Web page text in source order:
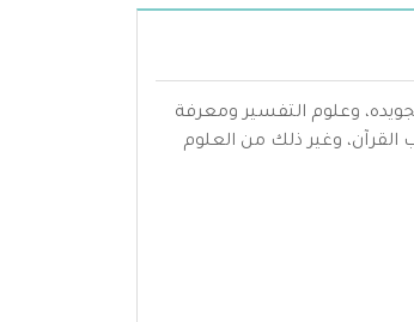
وعلوم التفسير ومعرفة
القرآن، وغير ذلك من العلوم